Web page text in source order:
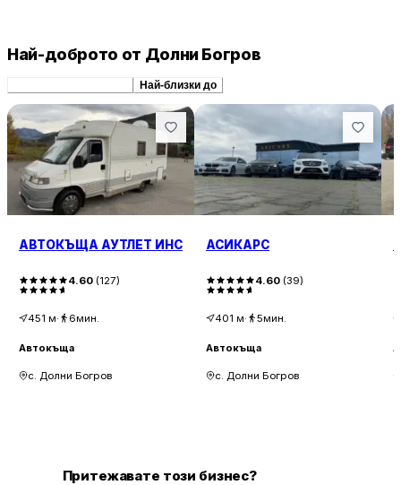
Най-доброто от Долни Богров
Най-близки до
АВТОКЪЩА АУТЛЕТ ИНС
4.60 (127)
451 м· 6мин.
Автокъща
с. Долни Богров
АСИКАРС
4.60 (39)
401 м· 5мин.
Автокъща
с. Долни Богров
Притежавате този бизнес?